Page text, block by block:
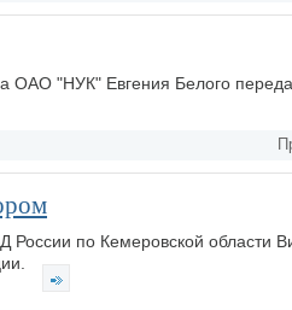
ОАО "НУК" Евгения Белого
по Кемеровской области